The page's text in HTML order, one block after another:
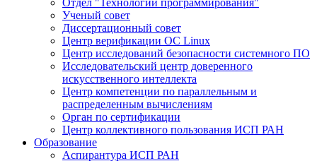
Отдел "Технологий программирования"
Ученый совет
Диссертационный совет
Центр верификации ОС Linux
Центр исследований безопасности системного ПО
Исследовательский центр доверенного
искусственного интеллекта
Центр компетенции по параллельным и
распределенным вычислениям
Орган по сертификации
Центр коллективного пользования ИСП РАН
Образование
Аспирантура ИСП РАН